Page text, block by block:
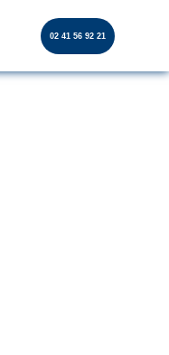
02 41 56 92 21